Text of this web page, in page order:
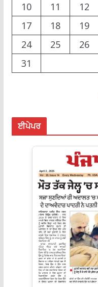
10
11 12
17
18 19
24
25 26
31
ਈਪੇਪਰ